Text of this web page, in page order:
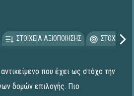
ΣΤΟΙΧΕΙΑ ΑΞΙΟΠΟΙΗΣΗΣ
που έχει ως στόχο την
δομών επιλογής. Πιο